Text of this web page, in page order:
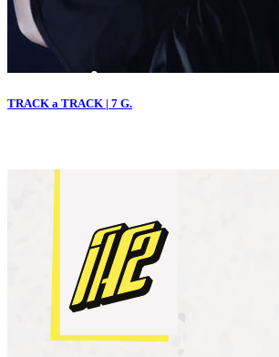
TRACK a TRACK | 7 G.